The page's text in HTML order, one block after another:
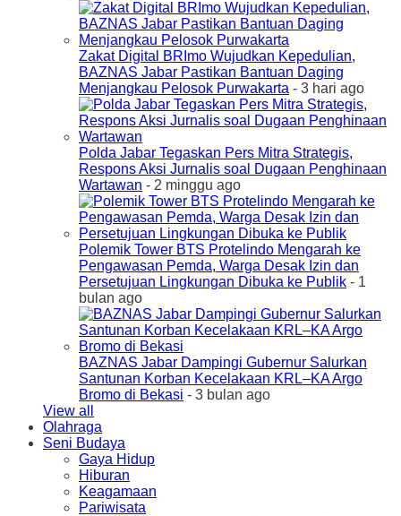
Zakat Digital BRImo Wujudkan Kepedulian,
BAZNAS Jabar Pastikan Bantuan Daging
Menjangkau Pelosok Purwakarta - 3 hari ago
Polda Jabar Tegaskan Pers Mitra Strategis,
Respons Aksi Jurnalis soal Dugaan Penghinaan
Wartawan - 2 minggu ago
Polemik Tower BTS Protelindo Mengarah ke
Pengawasan Pemda, Warga Desak Izin dan
Persetujuan Lingkungan Dibuka ke Publik - 1
bulan ago
BAZNAS Jabar Dampingi Gubernur Salurkan
Santunan Korban Kecelakaan KRL–KA Argo
Bromo di Bekasi - 3 bulan ago
View all
Olahraga
Seni Budaya
Gaya Hidup
Hiburan
Keagamaan
Pariwisata